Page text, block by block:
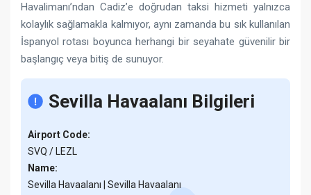
Havalimanı’ndan Cadiz’e doğrudan taksi hizmeti yalnızca
kolaylık sağlamakla kalmıyor, aynı zamanda bu sık kullanılan
İspanyol rotası boyunca herhangi bir seyahate güvenilir bir
başlangıç ​​veya bitiş de sunuyor.
Sevilla Havaalanı Bilgileri
Airport Code:
SVQ / LEZL
Name:
Sevilla Havaalanı | Sevilla Havaalanı